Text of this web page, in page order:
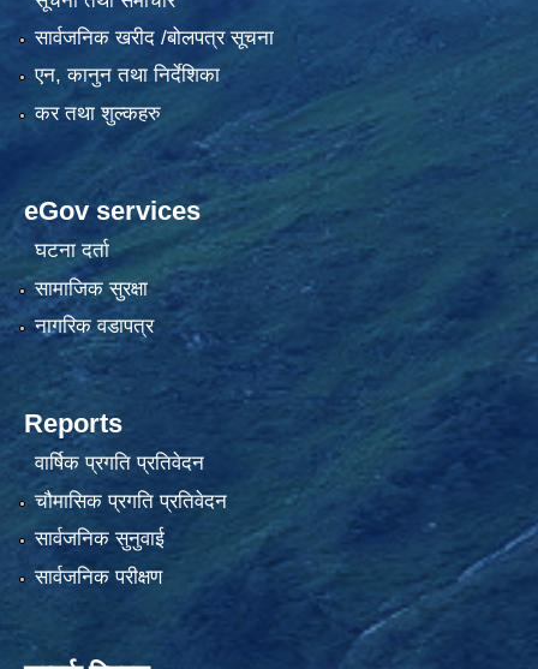
सार्वजनिक खरीद /बोलपत्र सूचना
एन, कानुन तथा निर्देशिका
कर तथा शुल्कहरु
eGov services
घटना दर्ता
सामाजिक सुरक्षा
नागरिक वडापत्र
Reports
वार्षिक प्रगति प्रतिवेदन
चौमासिक प्रगति प्रतिवेदन
सार्वजनिक सुनुवाई
सार्वजनिक परीक्षण